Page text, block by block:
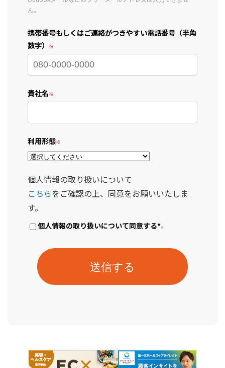
ん。
携帯番号もしくはご連絡がつきやすい電話番号（半角
数字）
貴社名
利用形態
個人情報の取り扱いについて
こちらをご確認の上、同意をお願いいたしま
す。
個人情報の取り扱いについて同意する*